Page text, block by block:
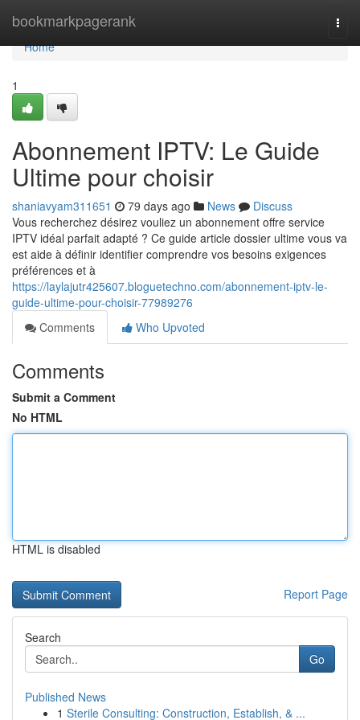
bookmarkpagerank
Home
Home
1
Abonnement IPTV: Le Guide
Ultime pour choisir
shaniavyam311651 79 days ago News
Discuss
Vous recherchez désirez vouliez un abonnement offre service
IPTV idéal parfait adapté ? Ce guide article dossier ultime vous va
est aide à définir identifier comprendre vos besoins exigences
préférences et à
https://laylajutr425607.bloguetechno.com/abonnement-iptv-le-
guide-ultime-pour-choisir-77989276
Comments
Who Upvoted
Comments
Submit a Comment
No HTML
HTML is disabled
Report Page
Search
Go
Published News
1 Sterile Consulting: Construction, Establish, & ...